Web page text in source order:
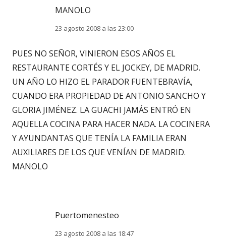
MANOLO
23 agosto 2008 a las 23:00
PUES NO SEÑOR, VINIERON ESOS AÑOS EL
RESTAURANTE CORTÉS Y EL JOCKEY, DE MADRID.
UN AÑO LO HIZO EL PARADOR FUENTEBRAVÍA,
CUANDO ERA PROPIEDAD DE ANTONIO SANCHO Y
GLORIA JIMÉNEZ. LA GUACHI JAMÁS ENTRÓ EN
AQUELLA COCINA PARA HACER NADA. LA COCINERA
Y AYUNDANTAS QUE TENÍA LA FAMILIA ERAN
AUXILIARES DE LOS QUE VENÍAN DE MADRID.
MANOLO
Puertomenesteo
23 agosto 2008 a las 18:47